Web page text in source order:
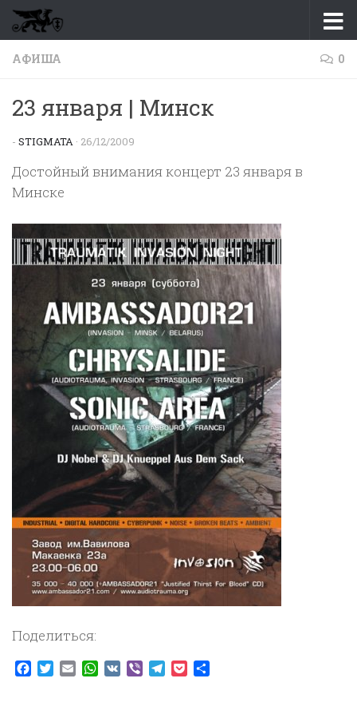
Перейти к содержимому
АФИША 0
23 января | Минск
- STIGMATA · 26/12/2009
Достойный внимания концерт 23 января в
Минске
Поделиться:
Facebook
TwitterEmailWhatsApp
VK ViberTelegram
Pocket